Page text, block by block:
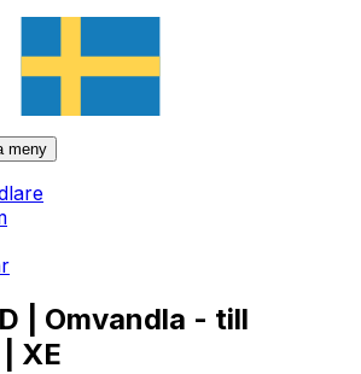
meny
| Omvandla - till
XE